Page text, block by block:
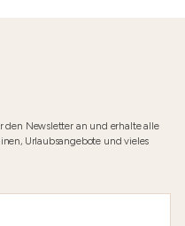
den Newsletter an und erhalte alle
Urlaubsangebote und vieles